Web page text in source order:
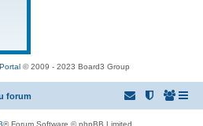
© 2009 - 2023 Board3 Group
forum
® Forum Software © phpBB Limited